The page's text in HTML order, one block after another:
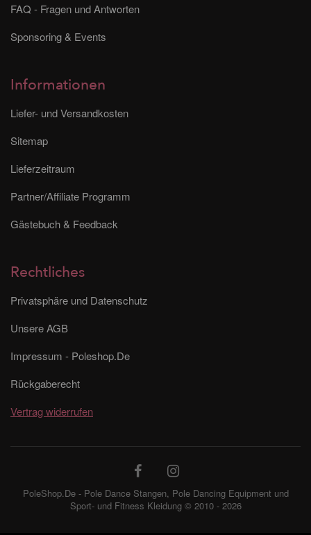
FAQ - Fragen und Antworten
Sponsoring & Events
Informationen
Liefer- und Versandkosten
Sitemap
Lieferzeitraum
Partner/Affiliate Programm
Gästebuch & Feedback
Rechtliches
Privatsphäre und Datenschutz
Unsere AGB
Impressum - Poleshop.De
Rückgaberecht
Vertrag widerrufen
PoleShop.De - Pole Dance Stangen, Pole Dancing Equipment und
Sport- und Fitness Kleidung © 2010 - 2026